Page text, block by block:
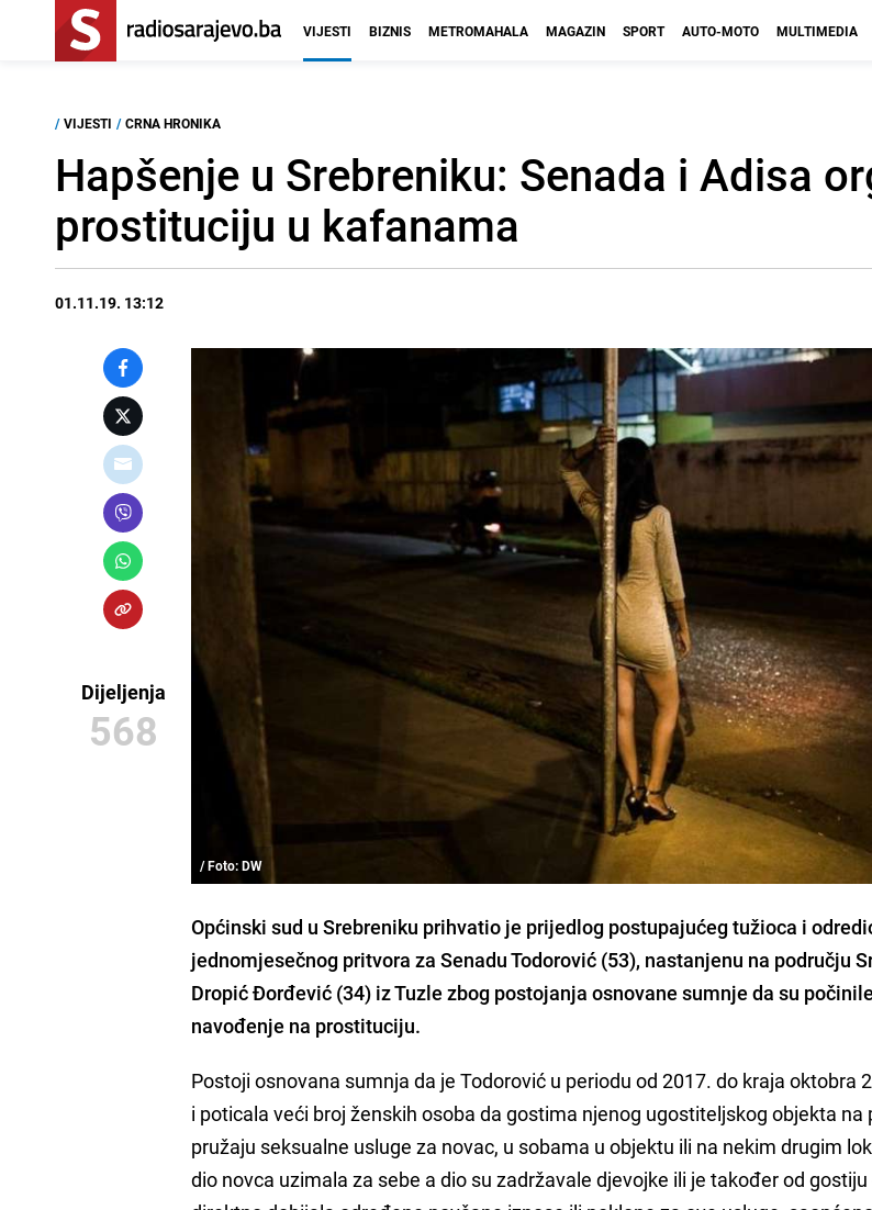
VIJESTI BIZNIS METROMAHALA MAGAZIN SPORT AUTO-MOTO MULTIMEDIA
/ VIJESTI / CRNA HRONIKA
Hapšenje u Srebreniku: Senada i Adisa
prostituciju u kafanama
01.11.19. 13:12
Dijeljenja
568
/ Foto: DW
Općinski sud u Srebreniku prihvatio je prijedlog postupajućeg tužioca i
jednomjesečnog pritvora zaSenadu Todorović (53), nastanjenu na području
Dropić Đorđević (34) iz Tuzle zbog postojanja osnovane sumnje da su počinile
navođenje na prostituciju.
Postoji osnovana sumnja da je Todorović u periodu od 2017. do kraja oktobra
i poticala veći broj ženskih osoba da gostima njenog ugostiteljskog objekta na
pružaju seksualne usluge za novac, u sobama u objektu ili na nekim drugim
dio novca uzimala za sebe a dio su zadržavale djevojke ili je također od